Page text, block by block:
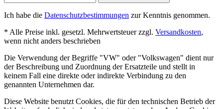
Ich habe die Datenschutzbestimmungen zur Kenntnis genommen.
* Alle Preise inkl. gesetzl. Mehrwertsteuer zzgl. Versandkosten,
wenn nicht anders beschrieben
Die Verwendung der Begriffe "VW" oder "Volkswagen" dient nur
der Beschreibung und Zuordnung der Ersatzteile und stellt in
keinem Fall eine direkte oder indirekte Verbindung zu den
genannten Unternehmen dar.
Diese Website benutzt Cookies, die für den technischen Betrieb der